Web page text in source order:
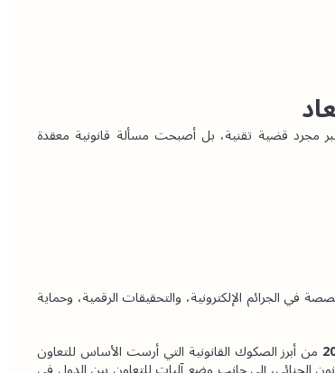
ولهذا السبب، تتجه كبرى مكاتب المحاماة الدولية إلى تطوير ممارسات قانونية متخصصة في الجرائم الإلكترونية، والتحقيقات الرقمية، وحماية
من أبرز الصكوك القانونية التي أرست الأساس للتعاون